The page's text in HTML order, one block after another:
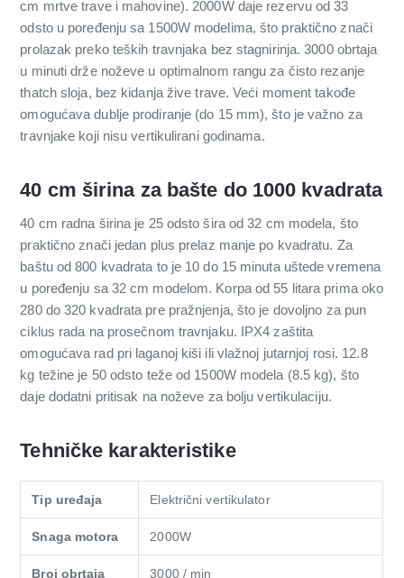
cm mrtve trave i mahovine). 2000W daje rezervu od 33
odsto u poređenju sa 1500W modelima, što praktično znači
prolazak preko teških travnjaka bez stagnirinja. 3000 obrtaja
u minuti drže noževe u optimalnom rangu za čisto rezanje
thatch sloja, bez kidanja žive trave. Veći moment takođe
omogućava dublje prodiranje (do 15 mm), što je važno za
travnjake koji nisu vertikulirani godinama.
40 cm širina za bašte do 1000 kvadrata
40 cm radna širina je 25 odsto šira od 32 cm modela, što
praktično znači jedan plus prelaz manje po kvadratu. Za
baštu od 800 kvadrata to je 10 do 15 minuta uštede vremena
u poređenju sa 32 cm modelom. Korpa od 55 litara prima oko
280 do 320 kvadrata pre pražnjenja, što je dovoljno za pun
ciklus rada na prosečnom travnjaku. IPX4 zaštita
omogućava rad pri laganoj kiši ili vlažnoj jutarnjoj rosi. 12.8
kg težine je 50 odsto teže od 1500W modela (8.5 kg), što
daje dodatni pritisak na noževe za bolju vertikulaciju.
Tehničke karakteristike
Tip uređaja Električni vertikulator
Snaga motora 2000W
Broj obrtaja 3000 / min